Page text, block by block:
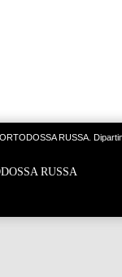
RUSSA.
RUSSA